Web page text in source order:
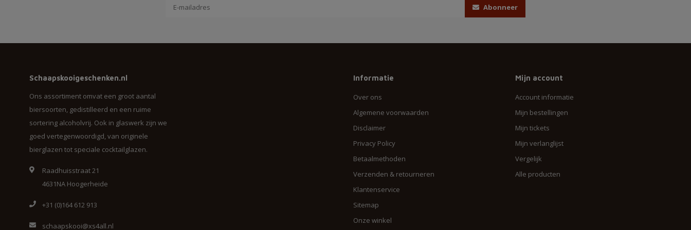
Abonneer
Schaapskooigeschenken.nl
Ons assortiment omvat een groot aantal
biersoorten, gedistilleerd en een ruime
sortering alcoholvrij. Ook in glaswerk zijn we
goed vertegenwoordigd, van originele
bierglazen tot speciale cocktailglazen.
Raadhuisstraat 21
4631NA Hoogerheide
+31 (0)164 612 913
schaapskooi@xs4all.nl
Informatie
Over ons
Algemene voorwaarden
Disclaimer
Privacy Policy
Betaalmethoden
Verzenden & retourneren
Klantenservice
Sitemap
Onze winkel
Mijn account
Account informatie
Mijn bestellingen
Mijn tickets
Mijn verlanglijst
Vergelijk
Alle producten